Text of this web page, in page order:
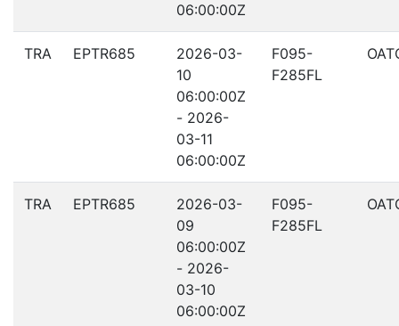
06:00:00Z
TRA EPTR685
2026-03-
10
06:00:00Z
- 2026-
03-11
06:00:00Z
F095-
F285FL
TRA EPTR685
2026-03-
09
06:00:00Z
- 2026-
03-10
06:00:00Z
F095-
F285FL